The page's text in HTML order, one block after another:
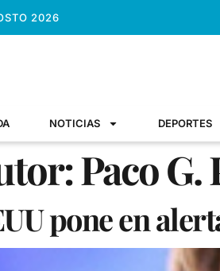
2026
NOTICIAS DEPORTES
Paco G.
pone en